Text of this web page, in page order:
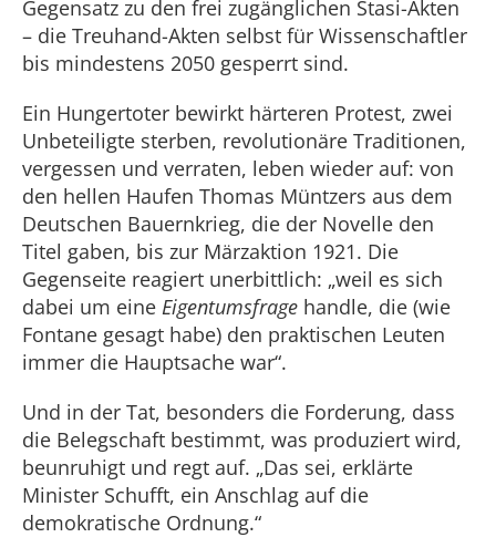
Gegensatz zu den frei zugänglichen Stasi-Akten
– die Treuhand-Akten selbst für Wissenschaftler
bis mindestens 2050 gesperrt sind.
Ein Hungertoter bewirkt härteren Protest, zwei
Unbeteiligte sterben, revolutionäre Traditionen,
vergessen und verraten, leben wieder auf: von
den hellen Haufen Thomas Müntzers aus dem
Deutschen Bauernkrieg, die der Novelle den
Titel gaben, bis zur Märzaktion 1921. Die
Gegenseite reagiert unerbittlich: „weil es sich
dabei um eine Eigentumsfrage handle, die (wie
Fontane gesagt habe) den praktischen Leuten
immer die Hauptsache war“.
Und in der Tat, besonders die Forderung, dass
die Belegschaft bestimmt, was produziert wird,
beunruhigt und regt auf. „Das sei, erklärte
Minister Schufft, ein Anschlag auf die
demokratische Ordnung.“